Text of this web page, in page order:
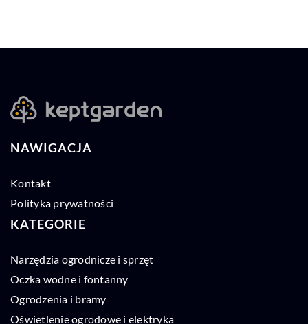
NAWIGACJA
Kontakt
Polityka prywatności
KATEGORIE
Narzędzia ogrodnicze i sprzęt
Oczka wodne i fontanny
Ogrodzenia i bramy
Oświetlenie ogrodowe i elektryka